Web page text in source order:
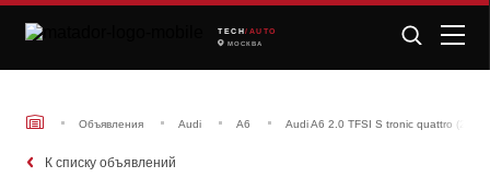
TECH /AUTO
МОСКВА
Объявления Audi A6 Audi A6 2.0 TFSI S tronic quattro (252
К списку объявлений